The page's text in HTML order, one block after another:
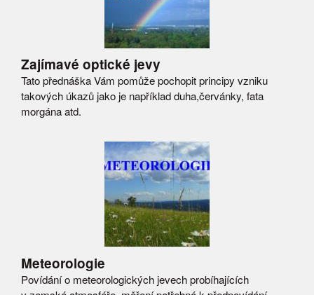
Zajímavé optické jevy
Tato přednáška Vám pomůže pochopit principy vzniku
takových úkazů jako je například duha,červánky, fata
morgána atd.
Meteorologie
Povídání o meteorologických jevech probíhajících